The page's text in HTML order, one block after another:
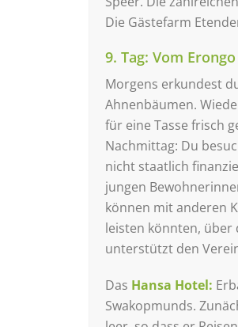
Die Gästefarm
9. Tag: Vom
Morgens erkundest
Ahnenbäumen.
für eine Tasse frisch
Nachmittag: Du
nicht staatlich
jungen
können mit anderen
leisten könnten, über
unterstützt den
Das Hansa Hotel:
Swakopmunds.